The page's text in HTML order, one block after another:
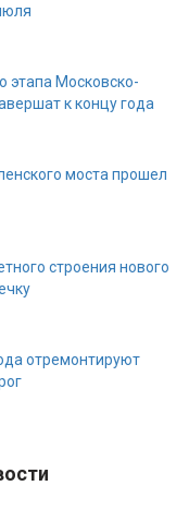
этапа Московско-
к концу года
моста прошел
строения нового
отремонтируют